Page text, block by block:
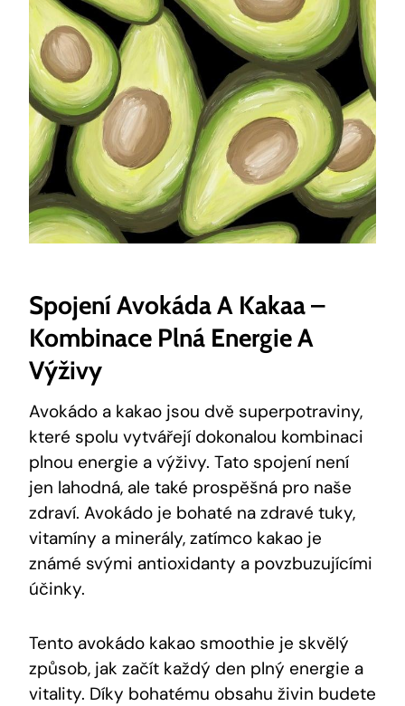
Spojení Avokáda A Kakaa –
Kombinace Plná⁤ Energie A
Výživy
Avokádo a kakao jsou dvě superpotraviny,
které spolu vytvářejí dokonalou kombinaci
plnou ⁣energie‌ a výživy. Tato spojení není
jen lahodná, ale ‍také prospěšná‍ pro naše
zdraví. Avokádo je bohaté na zdravé tuky,
vitamíny a minerály, zatímco kakao‍ je
známé svými antioxidanty a povzbuzujícími
účinky.
Tento avokádo kakao‍ smoothie je skvělý⁤
způsob, jak začít každý den plný energie a
vitality. Díky bohatému⁢ obsahu živin budete